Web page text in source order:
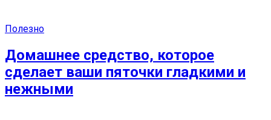
Полезно
Домашнее средство, которое
сделает ваши пяточки гладкими и
нежными